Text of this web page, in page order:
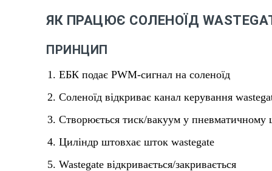
ЯК ПРАЦЮЄ СОЛЕНОЇД
ПРИНЦИП
ЕБК подає PWM-сигнал на соленоїд
Соленоїд відкриває канал керування
Створюється тиск/вакуум у пневматичному
Циліндр штовхає шток wastegate
Wastegate відкривається/закривається